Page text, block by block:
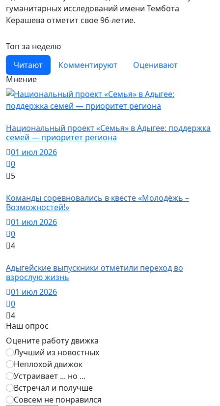
гуманитарных исследований имени Тембота
Керашева отметит свое 96-летие.
Топ за неделю
Читают
Комментируют
Оценивают
Мнение
Национальный проект «Семья» в Адыгее: поддержка
семей — приоритет региона
01 июл 2026
0
5
Команды соревновались в квесте «Молодёжь –
Возможностей!»
01 июл 2026
0
4
Адыгейские выпускники отметили переход во
взрослую жизнь
01 июл 2026
0
4
Наш опрос
Оцените работу движка
Лучший из новостных
Неплохой движок
Устраивает ... но ...
Встречал и получше
Совсем не понравился